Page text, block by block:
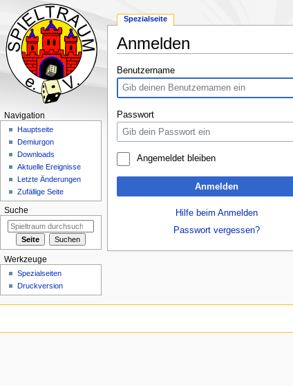
Anmelden
Zur
Navigation
springen
Zur
Suche
springen
Benutzername
Passwort
Angemeldet bleiben
Anmelden
Hilfe beim Anmelden
Passwort vergessen?
Spezialseite
Navigation
Hauptseite
Demiurgon
Downloads
Aktuelle Ereignisse
Letzte Änderungen
Zufällige Seite
Suche
Werkzeuge
Spezialseiten
Druckversion